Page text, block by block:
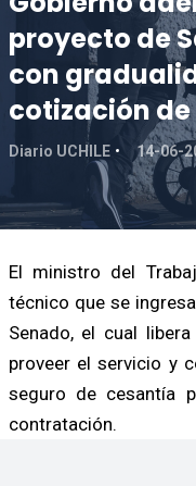
proyecto de
con
cotización de
Diario UCHILE 14-06-
El ministro del
técnico que se
Senado, el cual
proveer el servicio y
seguro de cesantía
contratación.